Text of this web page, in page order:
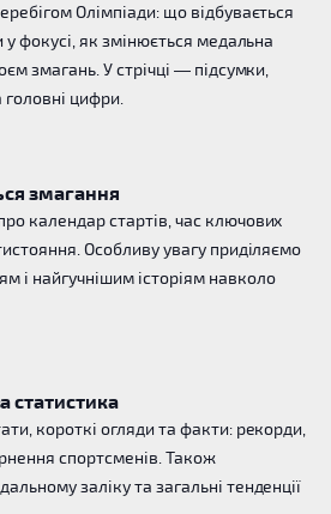
Олімпіади: що відбувається
у фокусі, як змінюється медальна
змагань. У стрічці — підсумки,
цифри.
змагання
календар стартів, час ключових
Особливу увагу приділяємо
і найгучнішим історіям навколо
статистика
короткі огляди та факти: рекорди,
спортсменів. Також
заліку та загальні тенденції